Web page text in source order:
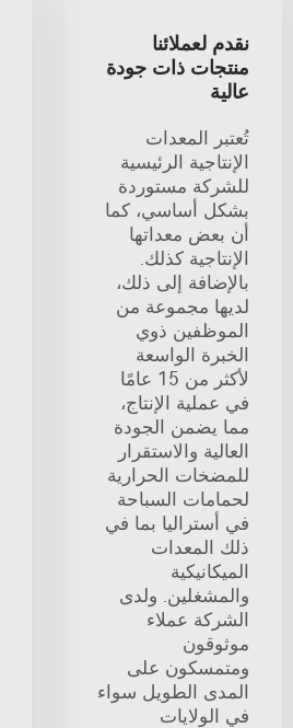
نقدم لعملائنا
منتجات ذات جودة
عالية
تُعتبر المعدات
الإنتاجية الرئيسية
للشركة مستوردة
بشكل أساسي، كما
أن بعض معداتها
الإنتاجية كذلك.
بالإضافة إلى ذلك،
لديها مجموعة من
الموظفين ذوي
الخبرة الواسعة
لأكثر من 15 عامًا
في عملية الإنتاج،
مما يضمن الجودة
العالية والاستقرار
للمضخات الحرارية
لحمامات السباحة
في أستراليا بما في
ذلك المعدات
الميكانيكية
والمشغلين. ولدى
الشركة عملاء
موثوقون
ومتمسكون على
المدى الطويل سواء
في الولايات